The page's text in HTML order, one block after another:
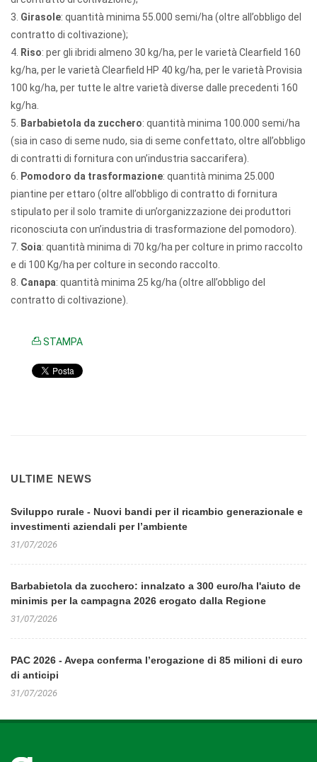
3. Girasole: quantità minima 55.000 semi/ha (oltre all’obbligo del
contratto di coltivazione);
4. Riso: per gli ibridi almeno 30 kg/ha, per le varietà Clearfield 160
kg/ha, per le varietà Clearfield HP 40 kg/ha, per le varietà Provisia
100 kg/ha, per tutte le altre varietà diverse dalle precedenti 160
kg/ha.
5.
Barbabietola da zucchero: quantità minima 100.000 semi/ha
(sia in caso di seme nudo, sia di seme confettato, oltre all’obbligo
di contratti di fornitura con un’industria saccarifera).
6.
Pomodoro da trasformazione: quantità minima 25.000
piantine per ettaro (oltre all’obbligo di contratto di fornitura
stipulato per il solo tramite di un’organizzazione dei produttori
riconosciuta con un’industria di trasformazione del pomodoro).
7. Soia: quantità minima di 70 kg/ha per colture in primo raccolto
e di 100 Kg/ha per colture in secondo raccolto.
8. Canapa: quantità minima 25 kg/ha (oltre all’obbligo del
contratto di coltivazione).
STAMPA
ULTIME NEWS
Sviluppo rurale - Nuovi bandi per il ricambio generazionale e
investimenti aziendali per l’ambiente
31/07/2026
Barbabietola da zucchero: innalzato a 300 euro/ha l'aiuto de
minimis per la campagna 2026 erogato dalla Regione
31/07/2026
PAC 2026 - Avepa conferma l’erogazione di 85 milioni di euro
di anticipi
31/07/2026